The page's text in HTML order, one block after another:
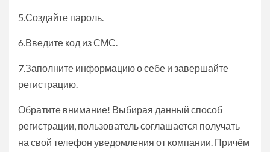
5.Создайте пароль.
6.Введите код из СМС.
7.Заполните информацию о себе и завершайте
регистрацию.
Обратите внимание! Выбирая данный способ
регистрации, пользователь соглашается получать
на свой телефон уведомления от компании. Причём